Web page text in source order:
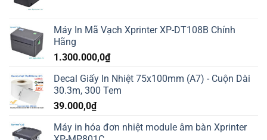
Máy In Mã Vạch Xprinter XP-DT108B Chính
Hãng
1.300.000,0₫
Decal Giấy In Nhiệt 75x100mm (A7) - Cuộn Dài
30.3m, 300 Tem
39.000,0₫
Máy in hóa đơn nhiệt module âm bàn Xprinter